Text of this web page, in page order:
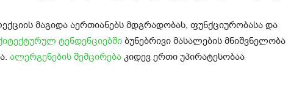
მაგიდა აერთიანებს მდგრადობას, ფუნქციურობასა და
ტენდენციებშიბუნებრივი მასალების მნიშვნელობა
ალერგენების შემცირება კიდევ ერთი უპირატესობაა